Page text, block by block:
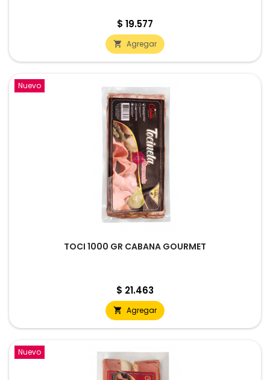
Precio
$ 19.577
 Agregar
Nuevo
TOCI 1000 GR CABANA GOURMET
Precio
$ 21.463
 Agregar
Nuevo